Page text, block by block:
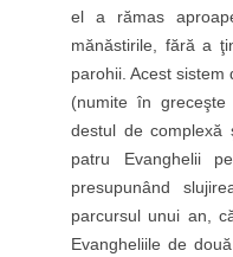
el a rămas
mănăstirile, fără a
parohii. Acest
(numite în greceşte
destul de complexă
patru Evanghelii
presupunând
parcursul unui an,
Evangheliile de